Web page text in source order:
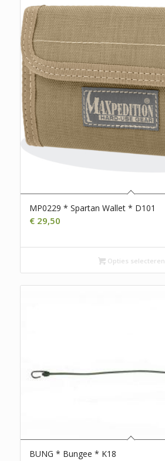
MP0229 * Spartan Wallet * D101
€29,50
Opties selecteren
BUNG * Bungee * K18